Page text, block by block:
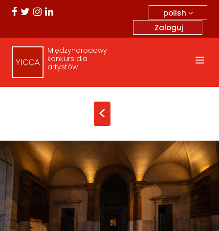
polish
Zaloguj
Międzynarodowy
konkurs dla
artystów
<